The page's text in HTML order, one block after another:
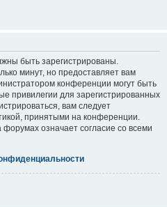
быть зарегистрированы.
минут, но предоставляет вам
конференции могут быть
привилегии для зарегистрированных
вам следует
принятыми на конференции.
означает согласие со всеми